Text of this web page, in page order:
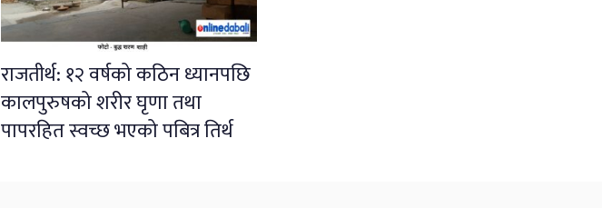
राजतीर्थ: १२ वर्षको कठिन ध्यानपछि
कालपुरुषको शरीर घृणा तथा
पापरहित स्वच्छ भएको पबित्र तिर्थ